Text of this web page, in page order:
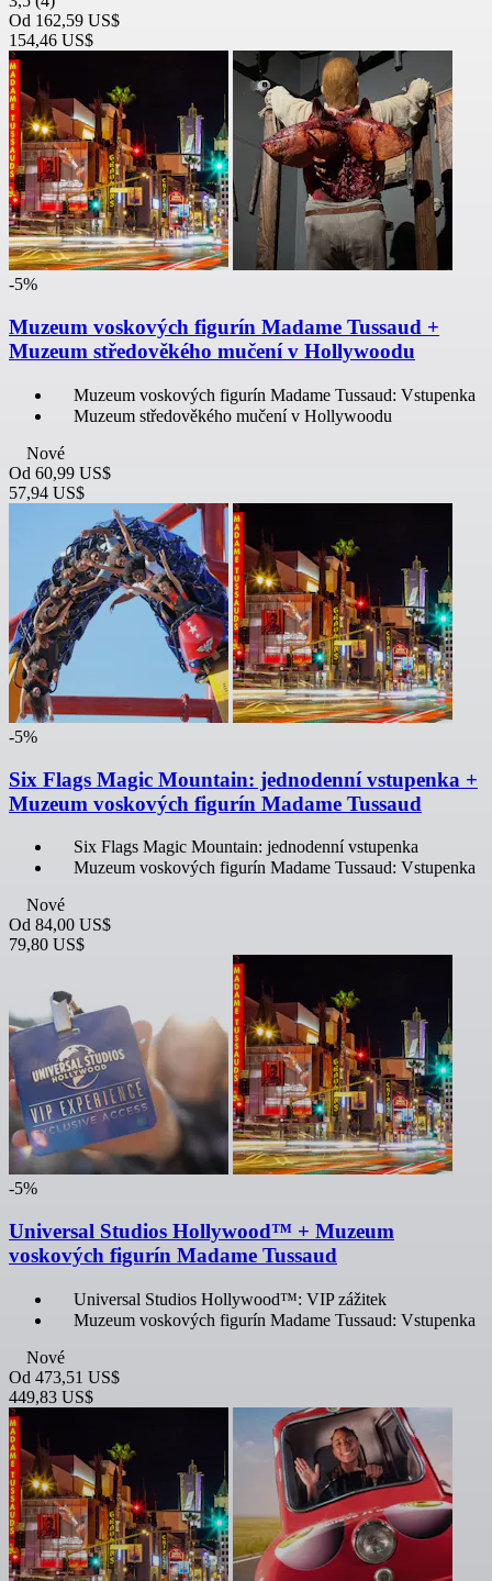
Od 162,59 US$
154,46 US$
-5%
Muzeum voskových figurín Madame Tussaud +
Muzeum středověkého mučení v Hollywoodu
Muzeum voskových figurín Madame Tussaud: Vstupenka
Muzeum středověkého mučení v Hollywoodu
Nové
Od 60,99 US$
57,94 US$
-5%
Six Flags Magic Mountain: jednodenní vstupenka +
Muzeum voskových figurín Madame Tussaud
Six Flags Magic Mountain: jednodenní vstupenka
Muzeum voskových figurín Madame Tussaud: Vstupenka
Nové
Od 84,00 US$
79,80 US$
-5%
Universal Studios Hollywood™ + Muzeum
voskových figurín Madame Tussaud
Universal Studios Hollywood™: VIP zážitek
Muzeum voskových figurín Madame Tussaud: Vstupenka
Nové
Od 473,51 US$
449,83 US$